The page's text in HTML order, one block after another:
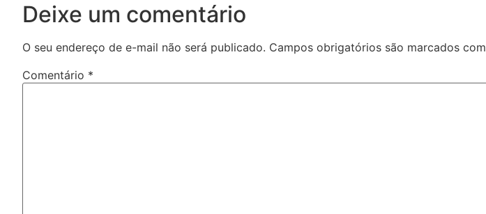
Deixe um comentário
O seu endereço de e-mail não será publicado. Campos obrigatórios são marcados com
Comentário *